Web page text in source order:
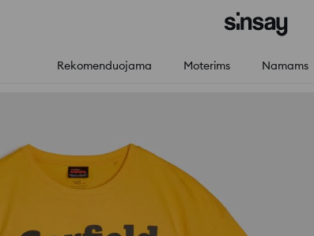
Rekomenduojama Moterims Namams